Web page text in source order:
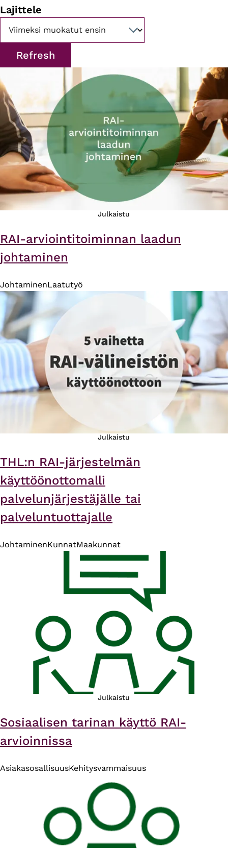
Lajittele
Julkaistu
RAI-arviointitoiminnan laadun
johtaminen
JohtaminenLaatutyö
Julkaistu
THL:n RAI-järjestelmän
käyttöönottomalli
palvelunjärjestäjälle tai
palveluntuottajalle
JohtaminenKunnatMaakunnat
Julkaistu
Sosiaalisen tarinan käyttö RAI-
arvioinnissa
AsiakasosallisuusKehitysvammaisuus